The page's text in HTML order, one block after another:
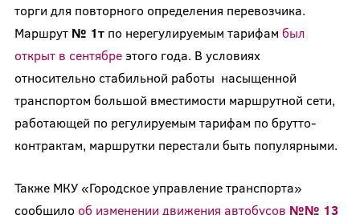
торги для повторного определения перевозчика.
Маршрут № 1тпо нерегулируемым тарифам был
открыт в сентябреэтого года. В условиях
относительно стабильной работы насыщенной
транспортом большой вместимости маршрутной сети,
работающей по регулируемым тарифам по брутто-
контрактам, маршрутки перестали быть популярными.
Также МКУ «Городское управление транспорта»
сообщило об изменении движения автобусов №№ 13